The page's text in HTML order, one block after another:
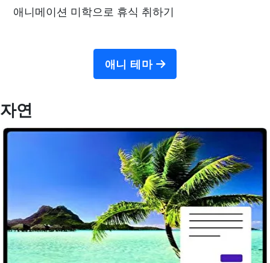
애니메이션 미학으로 휴식 취하기
애니 테마
자연